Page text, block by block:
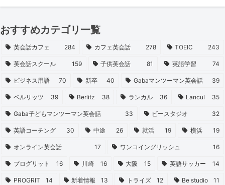
おすすめカテゴリ一覧
英会話カフェ 284 カフェ英会話 278 TOEIC 243
英会話スクール 159 子供英会話 81 英語学習 74
ビジネス用語 70 新卒 40 Gabaマンツーマン英会話 39
ベルリッツ 39 Berlitz 38 ランカル 36 Lancul 35
Gaba子どもマンツーマン英会話 33 ビースタジオ 32
英語コーチング 30 中途 26 就活 19 横浜 19
オンライン英会話 17 ワンコイングリッシュ 16
プログリット 16 川崎 16 大阪 15 英語サッカー 14
PROGRIT 14 新着情報 13 トライズ 12 Be studio 11